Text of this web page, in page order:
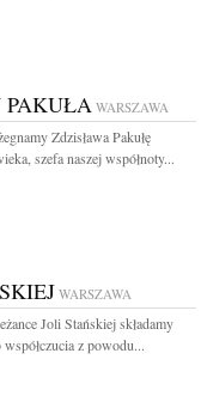
PAKUŁAWARSZAWA
Zdzisława Pakułę
szefa naszej współnoty...
WARSZAWA
Joli Stańskiej składamy
z powodu...